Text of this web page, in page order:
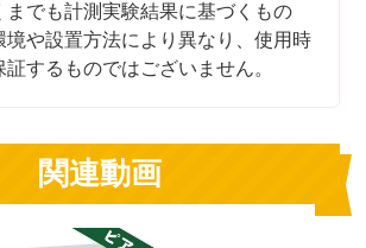
までも計測実験結果に基づくもの
境や設置方法により異なり、使用時
するものではございません。
関連動画